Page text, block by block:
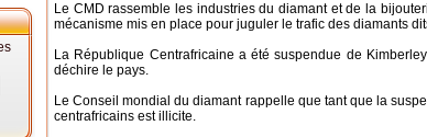
Le CMD rassemble les industries du diamant et de la
mécanisme mis en place pour juguler le trafic des diamants
La République Centrafricaine a été suspendue de
déchire le pays.
Le Conseil mondial du diamant rappelle que tant que la
centrafricains est illicite.